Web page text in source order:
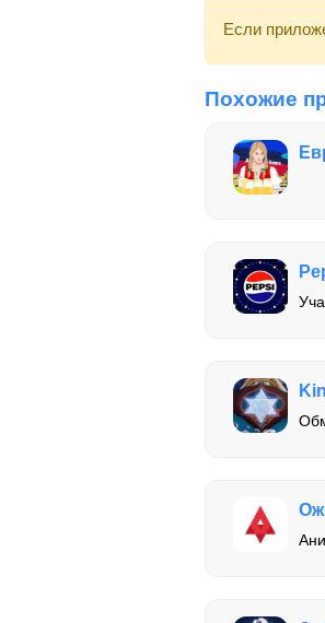
Если
Похожие